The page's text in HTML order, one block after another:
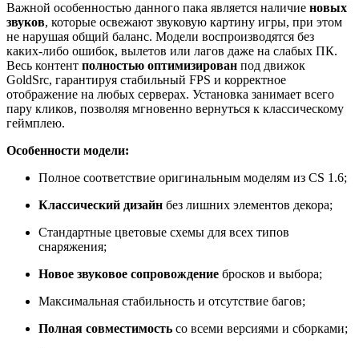
Важной особенностью данного пака является наличие новых
звуков, которые освежают звуковую картину игры, при этом
не нарушая общий баланс. Модели воспроизводятся без
каких-либо ошибок, вылетов или лагов даже на слабых ПК.
Весь контент полностью оптимизирован под движок
GoldSrc, гарантируя стабильный FPS и корректное
отображение на любых серверах. Установка занимает всего
пару кликов, позволяя мгновенно вернуться к классическому
геймплею.
Особенности модели:
Полное соответствие оригинальным моделям из CS 1.6;
Классический дизайн без лишних элементов декора;
Стандартные цветовые схемы для всех типов
снаряжения;
Новое звуковое сопровождение бросков и выбора;
Максимальная стабильность и отсутствие багов;
Полная совместимость со всеми версиями и сборками;